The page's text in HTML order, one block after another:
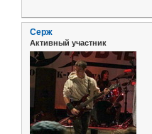
Серж
Активный участник